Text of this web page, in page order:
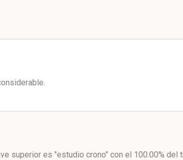
superior es "estudio crono" con el 100.00% del